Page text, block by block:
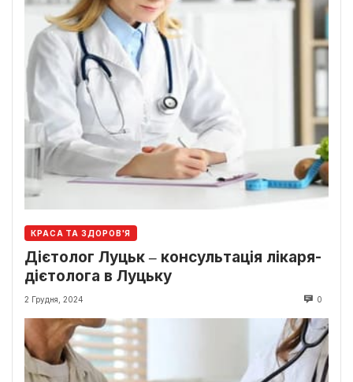
КРАСА ТА ЗДОРОВ'Я
Дієтолог Луцьк ‒ консультація лікаря-
дієтолога в Луцьку
2 Грудня, 2024 0